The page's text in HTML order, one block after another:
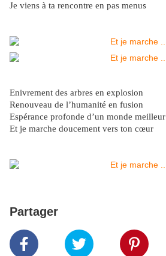
Je viens à ta rencontre en pas menus
Enivrement des arbres en explosion
Renouveau de l’humanité en fusion
Espérance profonde d’un monde meilleur
Et je marche doucement vers ton cœur
Partager